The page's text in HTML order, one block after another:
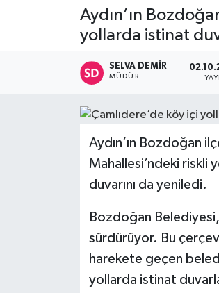
Aydın’ın
yollarda istinat
SELVA DEMIR
MÜDÜR
Aydın’ın Bozdoğan
Mahallesi’ndeki riskli
duvarını da yeniledi.
Bozdoğan Belediyesi,
sürdürüyor. Bu
harekete geçen
yollarda istinat